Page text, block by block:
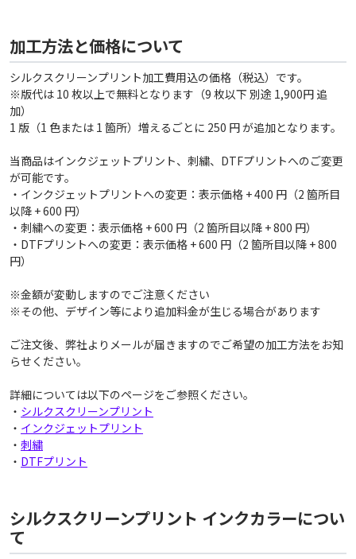
加工方法と価格について
シルクスクリーンプリント加工費用込の価格（税込）です。
※版代は 10 枚以上で無料となります（9 枚以下 別途 1,900円 追
加）
1 版（1 色または 1 箇所）増えるごとに 250 円 が追加となります。
当商品はインクジェットプリント、刺繍、DTFプリントへのご変更
が可能です。
・インクジェットプリントへの変更：表示価格 + 400 円（2 箇所目
以降 + 600 円）
・刺繍への変更：表示価格 + 600 円（2 箇所目以降 + 800 円）
・DTFプリントへの変更：表示価格 + 600 円（2 箇所目以降 + 800
円）
※金額が変動しますのでご注意ください
※その他、デザイン等により追加料金が生じる場合があります
ご注文後、弊社よりメールが届きますのでご希望の加工方法をお知
らせください。
詳細については以下のページをご参照ください。
・ シルクスクリーンプリント
・ インクジェットプリント
・ 刺繍
・ DTFプリント
シルクスクリーンプリント インクカラーについ
て